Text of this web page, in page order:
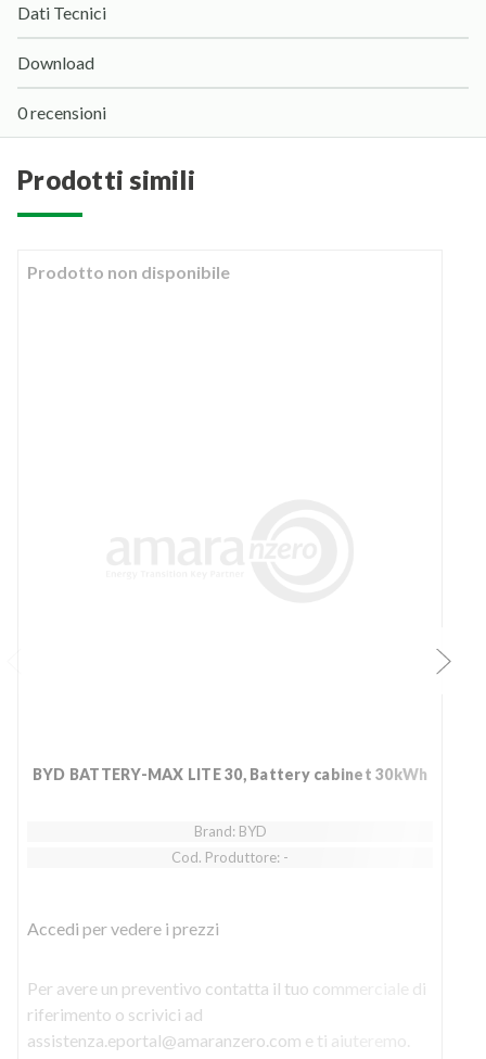
Dati Tecnici
Download
0 recensioni
prodotti simili
Prodotto non disponibile
BYD BATTERY-MAX LITE 30, Battery cabinet 30kWh
Brand: BYD
Cod. Produttore: -
Accedi per vedere i prezzi
Per avere un preventivo contatta il tuo commerciale di
riferimento o scrivici ad
assistenza.eportal@amaranzero.com e ti aiuteremo.